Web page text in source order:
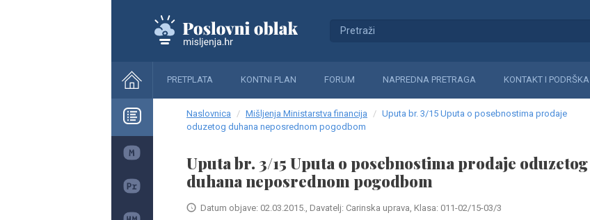
PRETPLATA KONTNI PLAN FORUM NAPREDNA PRETRAGA KONTAKT I PODRŠKA
Naslovnica Mišljenja Ministarstva financija
Uputa br. 3/15 Uputa o posebnostima prodaje
oduzetog duhana neposrednom pogodbom
Uputa br. 3/15 Uputa o posebnostima prodaje oduzetog
duhana neposrednom pogodbom
Datum objave: 02.03.2015., Davatelj: Carinska uprava, Klasa: 011-02/15-03/3